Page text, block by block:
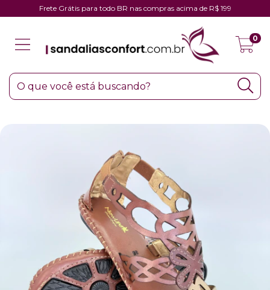
Frete Grátis para todo BR nas compras acima de R$ 199
0